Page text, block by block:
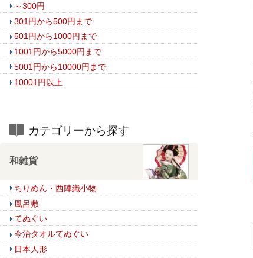
～300円
301円から500円まで
501円から1000円まで
1001円から5000円まで
5001円から10000円まで
10001円以上
カテゴリーから探す
和雑貨
ちりめん・西陣織小物
風呂敷
てぬぐい
今治タオルてぬぐい
日本人形